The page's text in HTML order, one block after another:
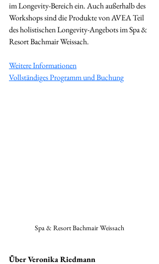
im Longevity-Bereich ein. Auch außerhalb des
Workshops sind die Produkte von AVEA Teil
des holistischen Longevity-Angebots im Spa &
Resort Bachmair Weissach.
Weitere Informationen
Vollständiges Programm und Buchung
Spa & Resort Bachmair Weissach
Über Veronika Riedmann